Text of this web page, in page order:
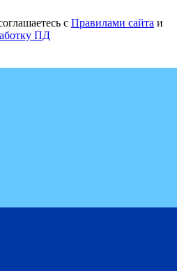
с Правилами сайта и
ПД